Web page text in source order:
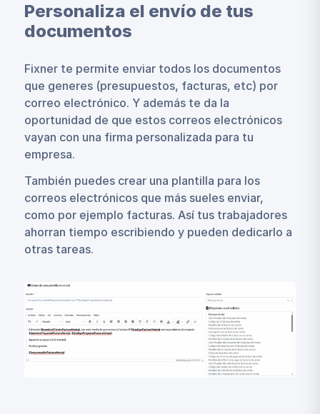
Personaliza el envío de tus
documentos
Fixner te permite enviar todos los documentos
que generes (presupuestos, facturas, etc) por
correo electrónico. Y además te da la
oportunidad de que estos correos electrónicos
vayan con una firma personalizada para tu
empresa.
También puedes crear una plantilla para los
correos electrónicos que más sueles enviar,
como por ejemplo facturas. Así tus trabajadores
ahorran tiempo escribiendo y pueden dedicarlo a
otras tareas.